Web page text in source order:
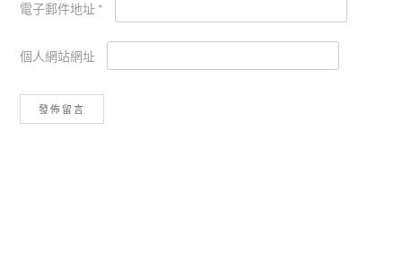
電子郵件地址 *
個人網站網址